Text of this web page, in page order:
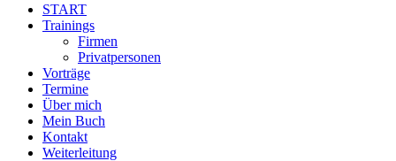
START
Trainings
Firmen
Privatpersonen
Vorträge
Termine
Über mich
Mein Buch
Kontakt
Weiterleitung